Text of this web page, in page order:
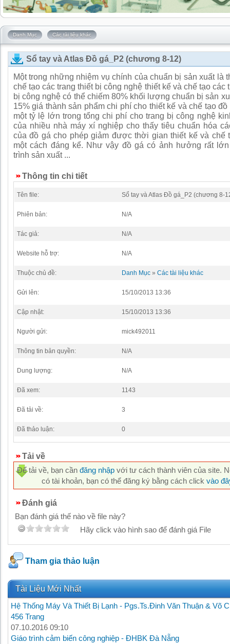
Danh Mục Các tài liệu khác
Sổ tay và Atlas Đồ gá_P2 (chương 8-12)
Một trong những nhiệm vụ chính của chuẩn bị sản xuất là
chế tạo các trang thiết bị công nghệ thiết kế và chế tạo các
bị công nghệ có thể chiếm 80% khối lượng chuẩn bị sản
15% giá thành sản phẩm chi phí cho thiết kế và chế tạo đồ
một tỷ lệ lớn trong tổng chi phí cho trang bị công nghệ
của nhiều nhà máy xí nghiệp cho thấy tiêu chuẩn hóa
của đồ gá cho phép giảm được thời gian thiết kế và chế
một cách đáng kể. Như vậy đồ gá có ảnh hưởng rất
trình sản xuất ...
Thông tin chi tiết
Tên file: Sổ tay và Atlas Đồ gá_P2 (chương 8-
Phiên bản: N/A
Tác giả: N/A
Website hỗ trợ: N/A
Thuộc chủ đề: Danh Mục» Các tài liệu khác
Gửi lên: 15/10/2013 13:36
Cập nhật: 15/10/2013 13:36
Người gửi: mick492011
Thông tin bản quyền: N/A
Dung lượng: N/A
Đã xem: 1143
Đã tải về: 3
Đã thảo luận: 0
Tải về
Để tải về, bạn cần đăng nhập với tư cách thành viên của site.
có tài khoản, bạn có thể đăng ký bằng cách click vào
Đánh giá
Bạn đánh giá thế nào về file này?
Hãy click vào hình sao để đánh giá File
Tham gia thảo luận
Tài Liệu Mới Nhất
Hệ Thống Máy Và Thiết Bị Lạnh - Pgs.Ts.Đinh Văn Thuận & Võ
456 Trang
07.10.2016 09:10
Giáo trình cảm biến công nghiệp - ĐHBK Đà Nẵng